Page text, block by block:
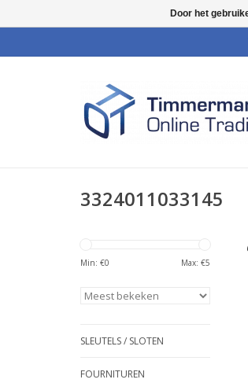
3324011033145
Min: €0 Max: €5
SLEUTELS / SLOTEN
FOURNITUREN
Door het